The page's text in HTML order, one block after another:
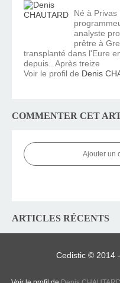
Né à Privas
analyste
prêtre à
transplanté dans l'Eure
depuis.. Après treize
Voir le profil de Denis
COMMENTER CET
Ajouter un
ARTICLES RÉCENTS
Cedistic © 2014